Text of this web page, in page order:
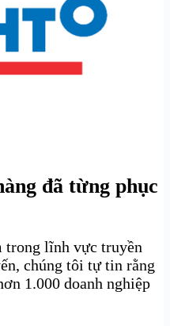
đã từng phục
trong lĩnh vực truyền
chúng tôi tự tin rằng
1.000 doanh nghiệp